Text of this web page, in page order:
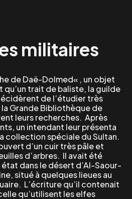
militaires
deDaë-Dolmed« , un objet
qu’un trait de baliste, la guilde
de l’étudier très
la Grande Bibliothèque de
leurs recherches. Après
un intendant leur présenta
collection spéciale du Sultan.
d’un cuir trèspâle et
d’arbres. Il avait été
état dans le désert d’Al-Saour-
situéà quelques lieues au
aire. L’écriturequ’il contenait
qu’utilisent leselfes